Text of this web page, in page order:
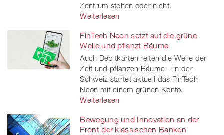
Zentrum stehen oder nicht.
Weiterlesen
FinTech Neon setzt auf die grüne
Welle und pflanzt Bäume
Auch Debitkarten reiten die Welle der
Zeit und pflanzen Bäume – in der
Schweiz startet aktuell das FinTech
Neon mit einem grünen Konto.
Weiterlesen
Bewegung und Innovation an der
Front der klassischen Banken